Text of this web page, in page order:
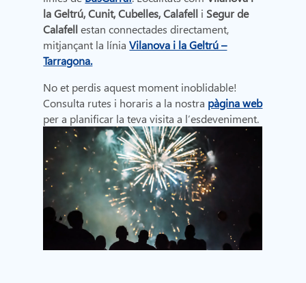
la Geltrú, Cunit, Cubelles, Calafell i Segur de
Calafellestan connectades directament,
mitjançant la líniaVilanova i la Geltrú –
Tarragona.
No et perdis aquest moment inoblidable!
Consulta rutes i horaris a la nostra pàgina web
per a planificar la teva visita a l’esdeveniment.